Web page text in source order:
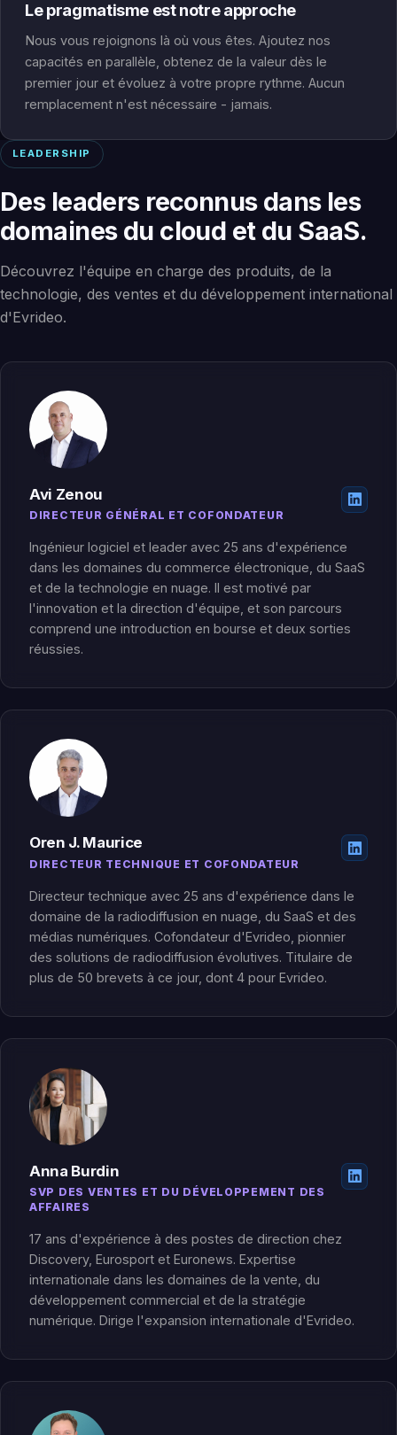
Le pragmatisme est notre approche
Nous vous rejoignons là où vous êtes. Ajoutez nos
capacités en parallèle, obtenez de la valeur dès le
premier jour et évoluez à votre propre rythme. Aucun
remplacement n'est nécessaire - jamais.
LEADERSHIP
Des leaders reconnus dans les
domaines du cloud et du SaaS.
Découvrez l'équipe en charge des produits, de la
technologie, des ventes et du développement international
d'Evrideo.
Avi Zenou
DIRECTEUR GÉNÉRAL ET COFONDATEUR
Ingénieur logiciel et leader avec 25 ans d'expérience
dans les domaines du commerce électronique, du SaaS
et de la technologie en nuage. Il est motivé par
l'innovation et la direction d'équipe, et son parcours
comprend une introduction en bourse et deux sorties
réussies.
Oren J. Maurice
DIRECTEUR TECHNIQUE ET COFONDATEUR
Directeur technique avec 25 ans d'expérience dans le
domaine de la radiodiffusion en nuage, du SaaS et des
médias numériques. Cofondateur d'Evrideo, pionnier
des solutions de radiodiffusion évolutives. Titulaire de
plus de 50 brevets à ce jour, dont 4 pour Evrideo.
Anna Burdin
SVP DES VENTES ET DU DÉVELOPPEMENT DES
AFFAIRES
17 ans d'expérience à des postes de direction chez
Discovery, Eurosport et Euronews. Expertise
internationale dans les domaines de la vente, du
développement commercial et de la stratégie
numérique. Dirige l'expansion internationale d'Evrideo.